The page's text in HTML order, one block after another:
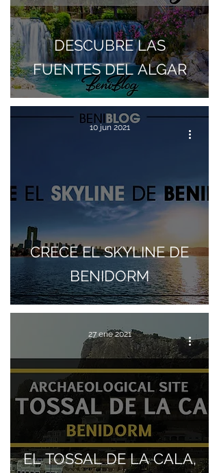
DESCUBRE LAS
FUENTES DEL ALGAR
CRECE EL SKYLINE DE
BENIDORM
10 jun 2021
EL TOSSAL DE LA CALA,
27 ene 2021